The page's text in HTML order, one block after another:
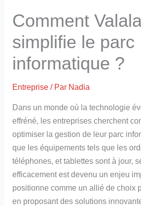
Comment
simplifie le parc
informatique ?
Entreprise / Par Nadia
Dans un monde où la technologie
effréné, les entreprises cherchent
optimiser la gestion de leur parc
que les équipements tels que les
téléphones, et tablettes sont à jour,
efficacement est devenu un enjeu
positionne comme un allié de choix
en proposant des solutions